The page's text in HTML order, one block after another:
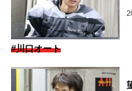
#川口オート